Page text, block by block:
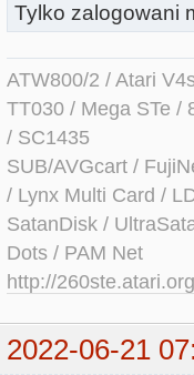
Tylko zalogowani
ATW800/2 / Atari
TT030 / Mega STe /
/ SC1435
SUB/AVGcart /
/ Lynx Multi Card /
SatanDisk /
Dots / PAM Net
http://260ste.atari.org
2022-06-21